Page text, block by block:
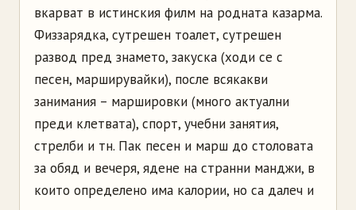
вкарват в истинския филм на родната казарма.
Физзарядка, сутрешен тоалет, сутрешен
развод пред знамето, закуска (ходи се с
песен, марширувайки), после всякакви
занимания – маршировки (много актуални
преди клетвата), спорт, учебни занятия,
стрелби и тн. Пак песен и марш до столовата
за обяд и вечеря, ядене на странни манджи, в
които определено има калории, но са далеч и